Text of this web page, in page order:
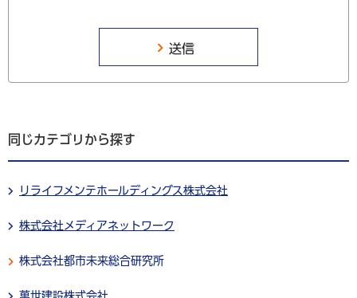
同じカテゴリから探す
リライフメンテホールディングス株式会社
株式会社メディアネットワーク
株式会社都市未来総合研究所
萬世建設株式会社